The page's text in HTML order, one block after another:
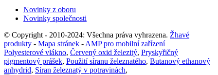
Novinky z oboru
Novinky společnosti
© Copyright - 2010-2024: Všechna práva vyhrazena. Žhavé
produkty - Mapa stránek - AMP pro mobilní zařízení
Polyesterové vlákno, Červený oxid železitý, Pryskyřičný
pigmentový prášek, Použití síranu železnatého, Butanový ethanový
anhydrid, Síran železnatý v potravinách,